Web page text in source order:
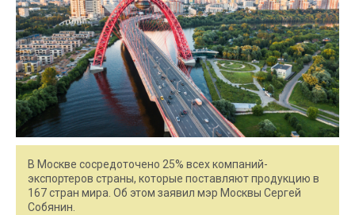
В Москве сосредоточено 25% всех компаний-
экспортеров страны, которые поставляют продукцию в
167 стран мира. Об этом заявил мэр Москвы Сергей
Собянин.